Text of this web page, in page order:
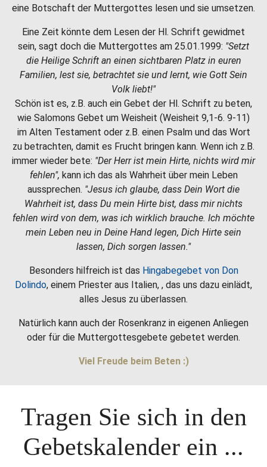
eine Botschaft der Muttergottes lesen und sie umsetzen.
Eine Zeit könnte dem Lesen der Hl. Schrift gewidmet
sein, sagt doch die Muttergottes am 25.01.1999: "Setzt
die Heilige Schrift an einen sichtbaren Platz in euren
Familien, lest sie, betrachtet sie und lernt, wie Gott Sein
Volk liebt!"
Schön ist es, z.B. auch ein Gebet der Hl. Schrift zu beten,
wie Salomons Gebet um Weisheit (Weisheit 9,1-6. 9-11)
im Alten Testament oder z.B. einen Psalm und das Wort
zu betrachten, damit es Frucht bringen kann. Wenn ich z.B.
immer wieder bete: "Der Herr ist mein Hirte, nichts wird mir
fehlen", kann ich das als Wahrheit über mein Leben
aussprechen. "Jesus ich glaube, dass Dein Wort die
Wahrheit ist, dass Du mein Hirte bist, dass mir nichts
fehlen wird von dem, was ich wirklich brauche. Ich möchte
mein Leben neu in Deine Hand legen, Dich Hirte sein
lassen, Dich sorgen lassen."
Besonders hilfreich ist das Hingabegebet von Don
Dolindo, einem Priester aus Italien, , das uns dazu einlädt,
alles Jesus zu überlassen.
Natürlich kann auch der Rosenkranz in eigenen Anliegen
oder für die Muttergottesgebete gebetet werden.
Viel Freude beim Beten :)
Tragen Sie sich in den
Gebetskalender ein ...